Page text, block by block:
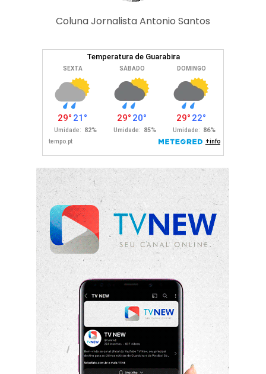
Coluna Jornalista Antonio Santos